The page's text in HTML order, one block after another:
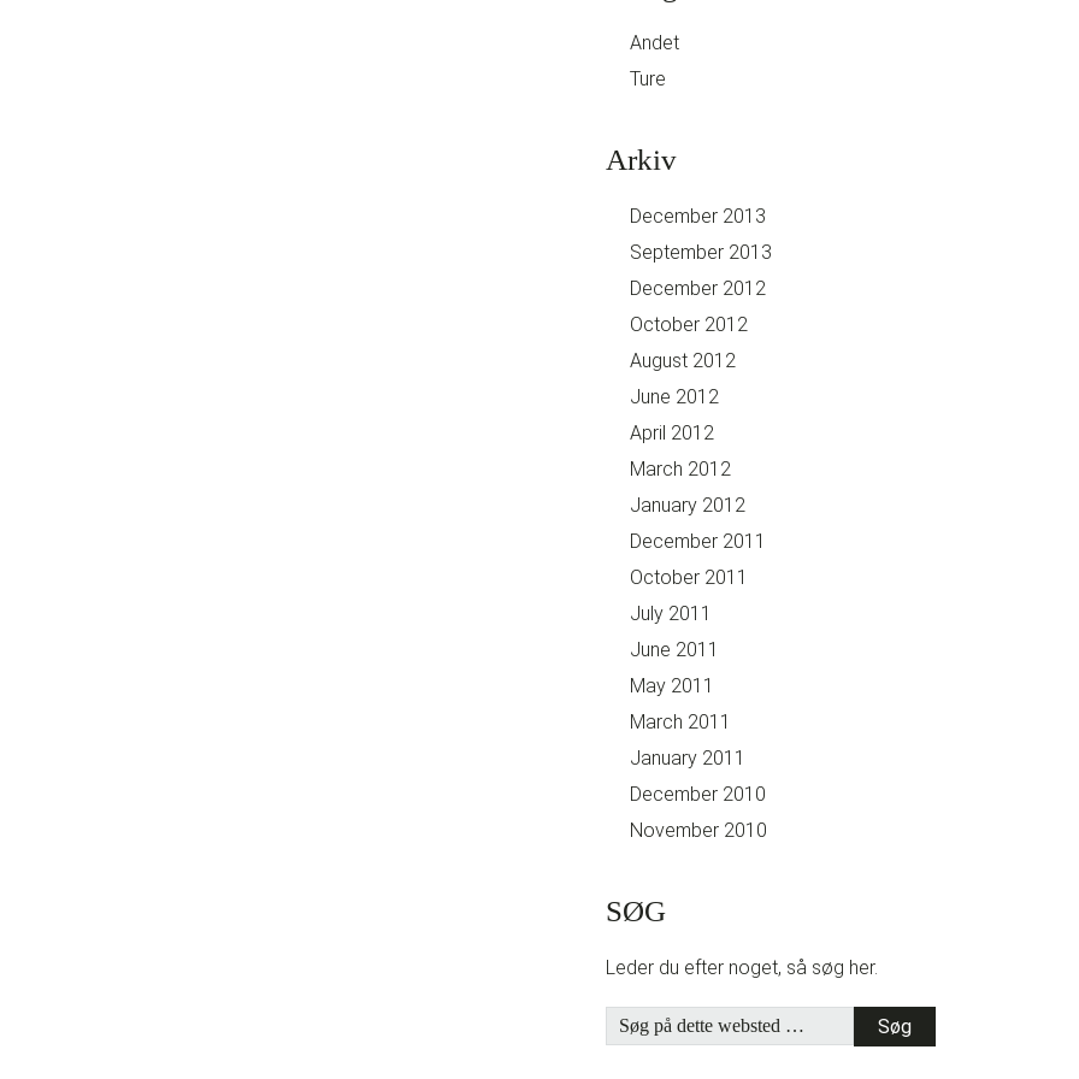
Andet
Ture
Arkiv
December 2013
September 2013
December 2012
October 2012
August 2012
June 2012
April 2012
March 2012
January 2012
December 2011
October 2011
July 2011
June 2011
May 2011
March 2011
January 2011
December 2010
November 2010
SØG
Leder du efter noget, så søg her.
Søg
på